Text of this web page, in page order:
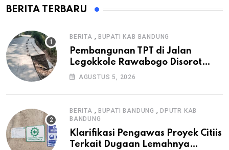
BERITA TERBARU
BERITA , BUPATI KAB BANDUNG
Pembangunan TPT di Jalan
Legokkole Rawabogo Disorot
Warga, Selesai Tanpa Papan
AGUSTUS 5, 2026
BERITA , BUPATI BANDUNG ,DPUTR KAB
BANDUNG
Klarifikasi Pengawas Proyek Citiis
Terkait Dugaan Lemahnya